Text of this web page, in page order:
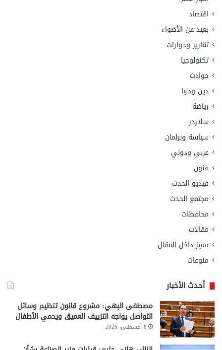
اقتصاد
بعيد عن الأضواء
تقارير وحوارات
تكنولوجيا
حوادث
دين ودنيا
رياضة
سلايدر
سياسة وبرلمان
عربي ودولي
فنون
فيديو الحدث
مجتمع الحدث
محافظات
مقالات
مميز داخل المقال
منوعات
أحدث الأخبار
مصطفى البهي: مشروع قانون تنظيم وسائل
التواصل يواجه التزييف العميق ويحمي الأطفال
8 أغسطس، 2026